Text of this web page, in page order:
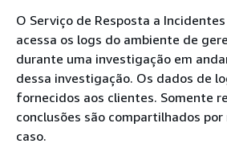
O Serviço de Resposta a
acessa os logs do ambiente de
durante uma investigação em
dessa investigação. Os dados de
fornecidos aos clientes. Somente
conclusões são compartilhados
caso.